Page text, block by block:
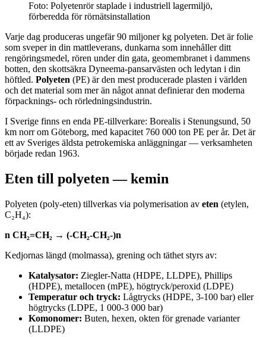
Foto: Polyetenrör staplade i industriell lagermiljö,
förberedda för rörnätsinstallation
Varje dag produceras ungefär 90 miljoner kg polyeten. Det är folie
som sveper in din mattleverans, dunkarna som innehåller ditt
rengöringsmedel, rören under din gata, geomembranet i dammens
botten, den skottsäkra Dyneema-pansarvästen och ledytan i din
höftled. Polyeten (PE) är den mest producerade plasten i världen
och det material som mer än något annat definierar den moderna
förpacknings- och rörledningsindustrin.
I Sverige finns en enda PE-tillverkare: Borealis i Stenungsund, 50
km norr om Göteborg, med kapacitet 760 000 ton PE per år. Det är
ett av Sveriges äldsta petrokemiska anläggningar — verksamheten
började redan 1963.
Eten till polyeten — kemin
Polyeten (poly-eten) tillverkas via polymerisation av eten (etylen,
C₂H₄):
n CH₂=CH₂ → (-CH₂-CH₂-)n
Kedjornas längd (molmassa), grening och täthet styrs av:
Katalysator: Ziegler-Natta (HDPE, LLDPE), Phillips
(HDPE), metallocen (mPE), högtryck/peroxid (LDPE)
Temperatur och tryck: Lågtrycks (HDPE, 3-100 bar) eller
högtrycks (LDPE, 1 000-3 000 bar)
Komonomer: Buten, hexen, okten för grenade varianter
(LLDPE)